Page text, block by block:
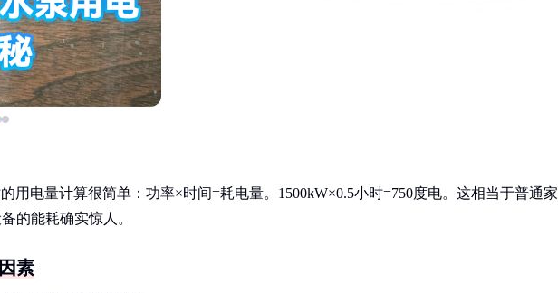
用电量计算很简单：功率×时间=耗电量。1500kW×0.5小时=750度电。这相当于普通家
的能耗确实惊人。
素